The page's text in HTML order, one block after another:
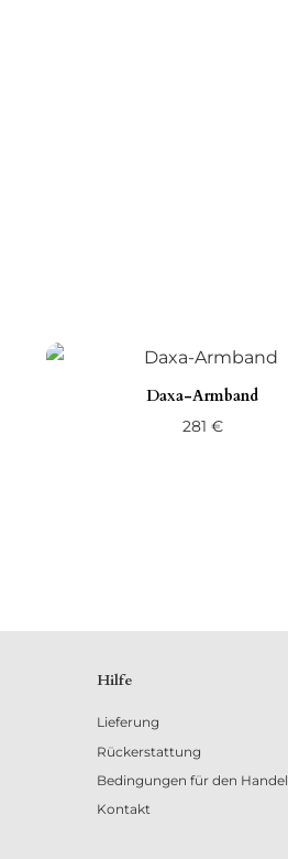
Daxa-Armband
281 €
Hilfe
Lieferung
Rückerstattung
Bedingungen für den Handel
Kontakt